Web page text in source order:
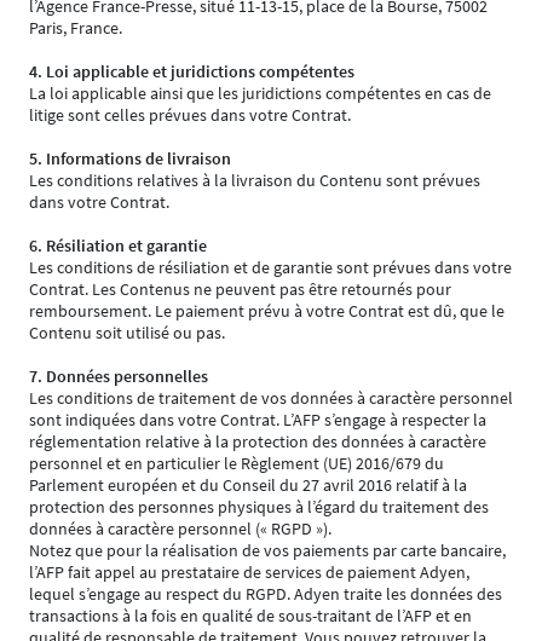
l’Agence France-Presse, situé 11-13-15, place de la Bourse, 75002
Paris, France.
4. Loi applicable et juridictions compétentes
La loi applicable ainsi que les juridictions compétentes en cas de
litige sont celles prévues dans votre Contrat.
5. Informations de livraison
Les conditions relatives à la livraison du Contenu sont prévues
dans votre Contrat.
6. Résiliation et garantie
Les conditions de résiliation et de garantie sont prévues dans votre
Contrat. Les Contenus ne peuvent pas être retournés pour
remboursement. Le paiement prévu à votre Contrat est dû, que le
Contenu soit utilisé ou pas.
7. Données personnelles
Les conditions de traitement de vos données à caractère personnel
sont indiquées dans votre Contrat. L’AFP s’engage à respecter la
réglementation relative à la protection des données à caractère
personnel et en particulier le Règlement (UE) 2016/679 du
Parlement européen et du Conseil du 27 avril 2016 relatif à la
protection des personnes physiques à l’égard du traitement des
données à caractère personnel (« RGPD »).
Notez que pour la réalisation de vos paiements par carte bancaire,
l’AFP fait appel au prestataire de services de paiement Adyen,
lequel s’engage au respect du RGPD. Adyen traite les données des
transactions à la fois en qualité de sous-traitant de l’AFP et en